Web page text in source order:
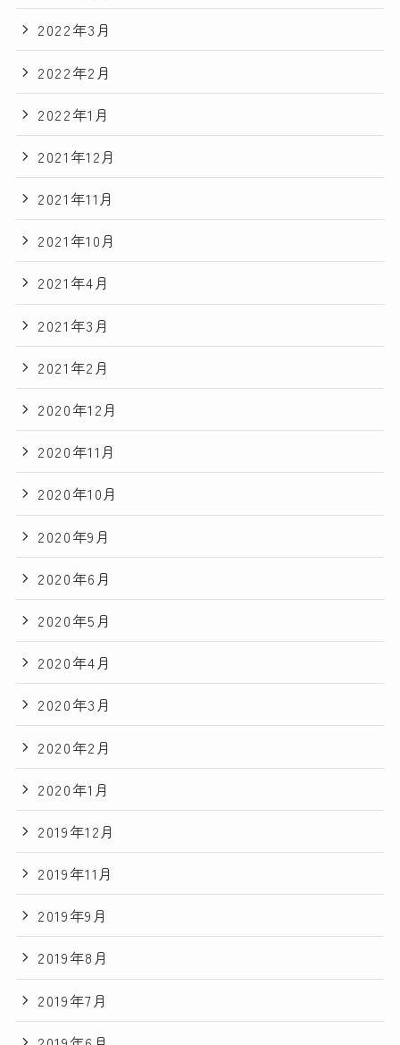
2022年3月
2022年2月
2022年1月
2021年12月
2021年11月
2021年10月
2021年4月
2021年3月
2021年2月
2020年12月
2020年11月
2020年10月
2020年9月
2020年6月
2020年5月
2020年4月
2020年3月
2020年2月
2020年1月
2019年12月
2019年11月
2019年9月
2019年8月
2019年7月